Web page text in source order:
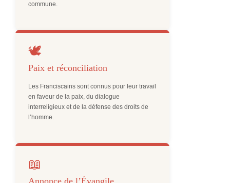
commune.
🕊️
Paix et réconciliation
Les Franciscains sont connus pour leur travail
en faveur de la paix, du dialogue
interreligieux et de la défense des droits de
l’homme.
📖
Annonce de l’Évangile